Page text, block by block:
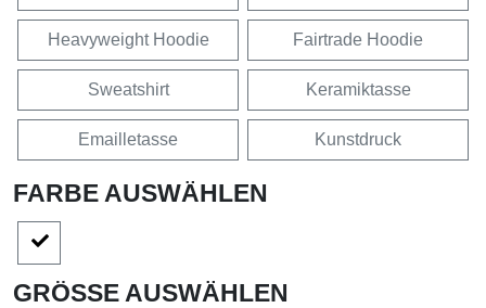
Heavyweight Hoodie Fairtrade Hoodie
Sweatshirt Keramiktasse
Emailletasse Kunstdruck
FARBE AUSWÄHLEN
GRÖSSE AUSWÄHLEN